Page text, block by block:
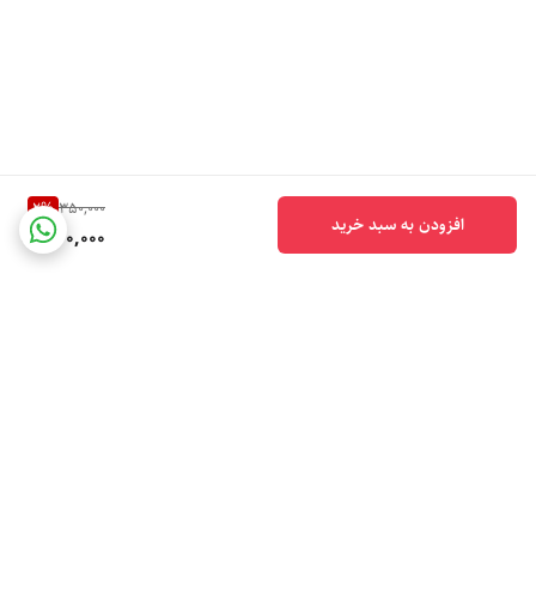
350,000
2%
340,000 افزودن به سبد خرید